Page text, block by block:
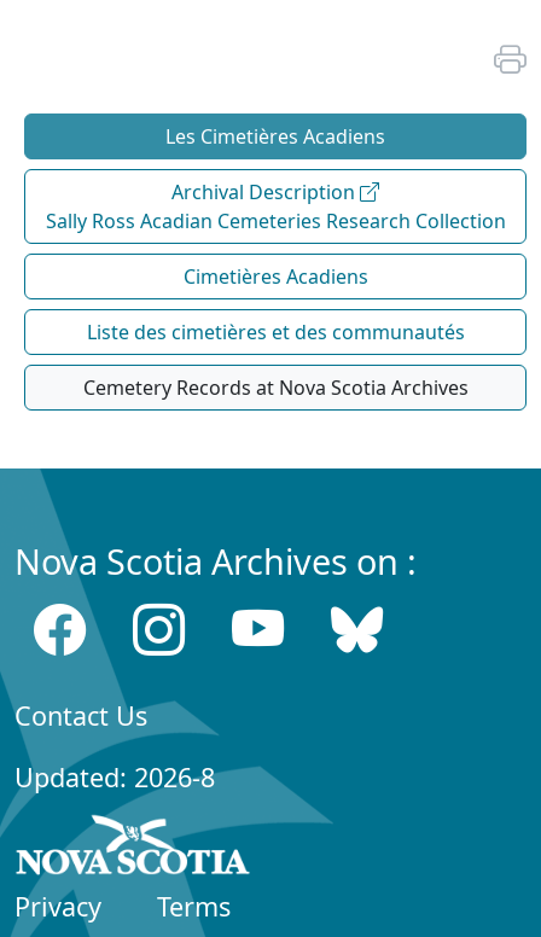
Les Cimetières Acadiens
Archival Description
Sally Ross Acadian Cemeteries Research Collection
Cimetières Acadiens
Liste des cimetières et des communautés
Cemetery Records at Nova Scotia Archives
Nova Scotia Archives on :
Contact Us
Updated: 2026-8
Privacy Terms